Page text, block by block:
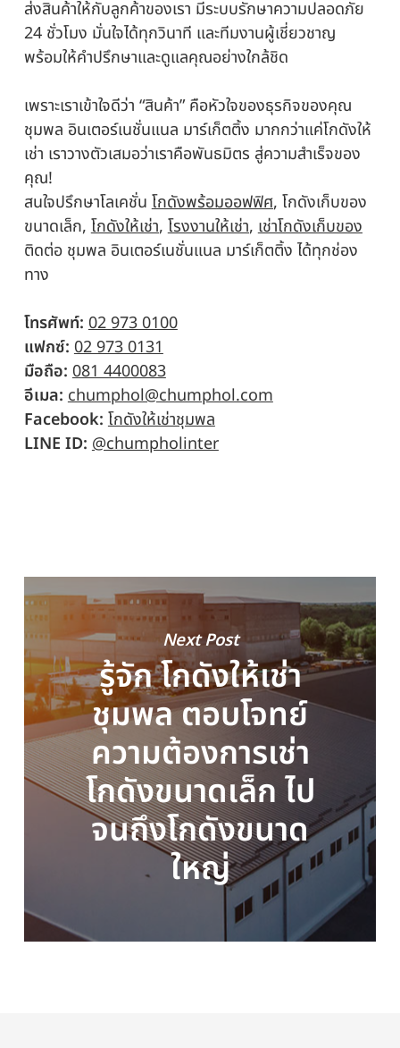
ส่งสินค้าให้กับลูกค้าของเรา มีระบบรักษาความปลอดภัย
24 ชั่วโมง มั่นใจได้ทุกวินาที และทีมงานผู้เชี่ยวชาญ
พร้อมให้คำปรึกษาและดูแลคุณอย่างใกล้ชิด
เพราะเราเข้าใจดีว่า “สินค้า” คือหัวใจของธุรกิจของคุณ
ชุมพล อินเตอร์เนชั่นแนล มาร์เก็ตติ้ง มากกว่าแค่โกดังให้
เช่า เราวางตัวเสมอว่าเราคือพันธมิตร สู่ความสำเร็จของ
คุณ!
สนใจปรึกษาโลเคชั่นโกดังพร้อมออฟฟิศ, โกดังเก็บของ
ขนาดเล็ก,โกดังให้เช่า,โรงงานให้เช่า,เช่าโกดังเก็บของ
ติดต่อ ชุมพล อินเตอร์เนชั่นแนล มาร์เก็ตติ้ง ได้ทุกช่อง
ทาง
โทรศัพท์: 02 973 0100
แฟกซ์: 02 973 0131
มือถือ: 081 4400083
อีเมล: chumphol@chumphol.com
Facebook: โกดังให้เช่าชุมพล
LINE ID: @chumpholinter
Next Post
รู้จัก โกดังให้เช่า
ชุมพล ตอบโจทย์
ความต้องการเช่า
โกดังขนาดเล็ก ไป
จนถึงโกดังขนาด
ใหญ่